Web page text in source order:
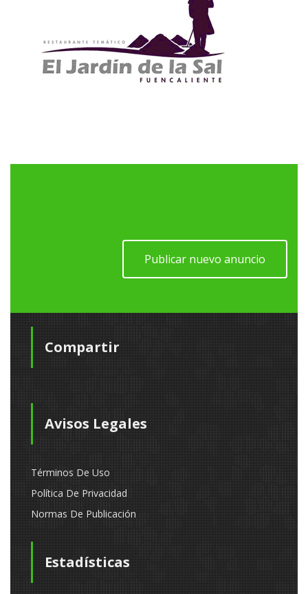
Publicar nuevo anuncio
Compartir
Avisos Legales
Términos De Uso
Política De Privacidad
Normas De Publicación
Estadísticas